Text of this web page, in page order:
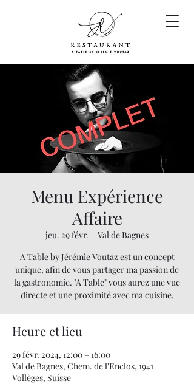
Menu Expérience
Affaire
jeu. 29 févr.
  |
Val de Bagnes
A Table by Jérémie Voutaz est un concept
unique, afin de vous partager ma passion de
la gastronomie. "A Table" vous aurez une vue
directe et une proximité avec ma cuisine.
Heure et lieu
29 févr. 2024, 12:00 – 16:00
Val de Bagnes, Chem. de l'Enclos, 1941
Vollèges, Suisse